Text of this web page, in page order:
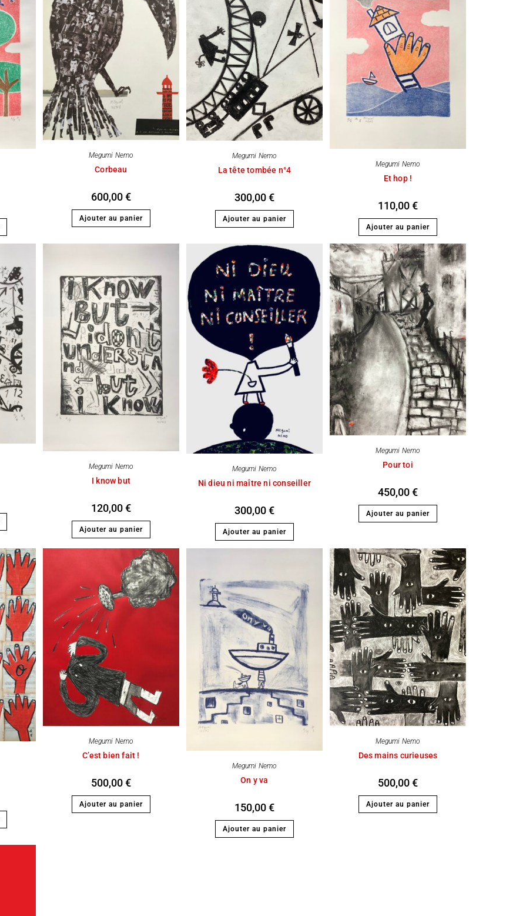
Megumi Nemo
Corbeau
600,00€
Ajouter au panier
Megumi Nemo
La tête tombée n°4
300,00€
Ajouter au panier
Megumi Nemo
Et hop !
110,00€
Ajouter au panier
Megumi Nemo
I know but
120,00€
Ajouter au panier
Megumi Nemo
Ni dieu ni maître ni conseiller
300,00€
Ajouter au panier
Megumi Nemo
Pour toi
450,00€
Ajouter au panier
Megumi Nemo
C’est bien fait !
500,00€
Ajouter au panier
Megumi Nemo
On y va
150,00€
Ajouter au panier
Megumi Nemo
Des mains curieuses
500,00€
Ajouter au panier